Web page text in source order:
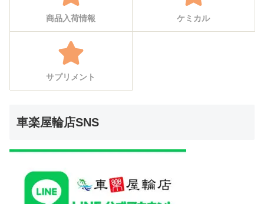
商品入荷情報 ケミカル
サプリメント
車楽屋輪店SNS